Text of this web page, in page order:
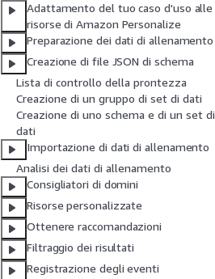
Adattamento del tuo caso d'uso alle
risorse di Amazon Personalize
Preparazione dei dati di allenamento
Creazione di file JSON di schema
Lista di controllo della prontezza
Creazione di un gruppo di set di dati
Creazione di uno schema e di un set di
dati
Importazione di dati di allenamento
Analisi dei dati di allenamento
Consigliatori di domini
Risorse personalizzate
Ottenere raccomandazioni
Filtraggio dei risultati
Registrazione degli eventi